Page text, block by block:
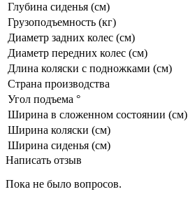
Глубина сиденья (см)
Грузоподъемность (кг)
Диаметр задних колес (см)
Диаметр передних колес (см)
Длина коляски с подножками (см)
Страна производства
Угол подъема °
Ширина в сложенном состоянии (см)
Ширина коляски (см)
Ширина сиденья (см)
Написать отзыв
Пока не было вопросов.